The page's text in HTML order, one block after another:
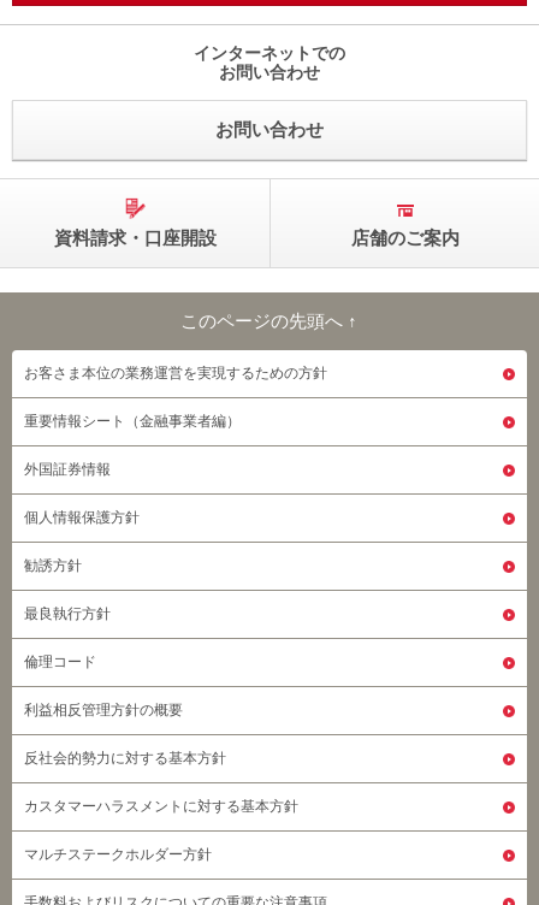
インターネットでの
お問い合わせ
お問い合わせ
資料請求・口座開設 店舗のご案内
このページの先頭へ ↑
お客さま本位の業務運営を実現するための方針
重要情報シート（金融事業者編）
外国証券情報
個人情報保護方針
勧誘方針
最良執行方針
倫理コード
利益相反管理方針の概要
反社会的勢力に対する基本方針
カスタマーハラスメントに対する基本方針
マルチステークホルダー方針